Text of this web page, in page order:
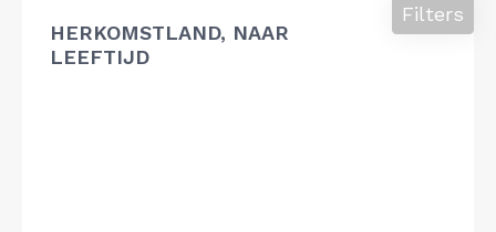
HERKOMSTLAND, NAAR
LEEFTIJD
Filters